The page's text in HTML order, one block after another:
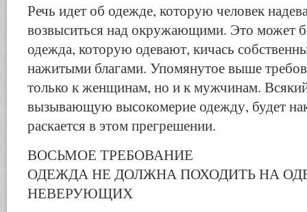
Речь идет об одежде, которую человек
возвыситься над окружающими. Это может
одежда, которую одевают, кичась
нажитыми благами. Упомянутое выше
только к женщинам, но и к мужчинам.
вызывающую высокомерие одежду, будет
раскается в этом прегрешении.
ВОСЬМОЕ ТРЕБОВАНИЕ
ОДЕЖДА НЕ ДОЛЖНА ПОХОДИТЬ НА
НЕВЕРУЮЩИХ